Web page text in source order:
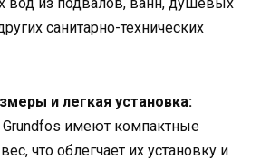
вод из подвалов, ванн, душевых
санитарно-технических
и легкая установка:
Grundfos имеют компактные
что облегчает их установку и